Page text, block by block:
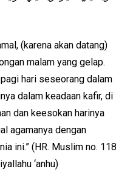
(karena akan datang)
malam yang gelap.
hari seseorang dalam
dalam keadaan kafir, di
dan keesokan harinya
agamanya dengan
ini.” (HR. Muslim no. 118
‘anhu)